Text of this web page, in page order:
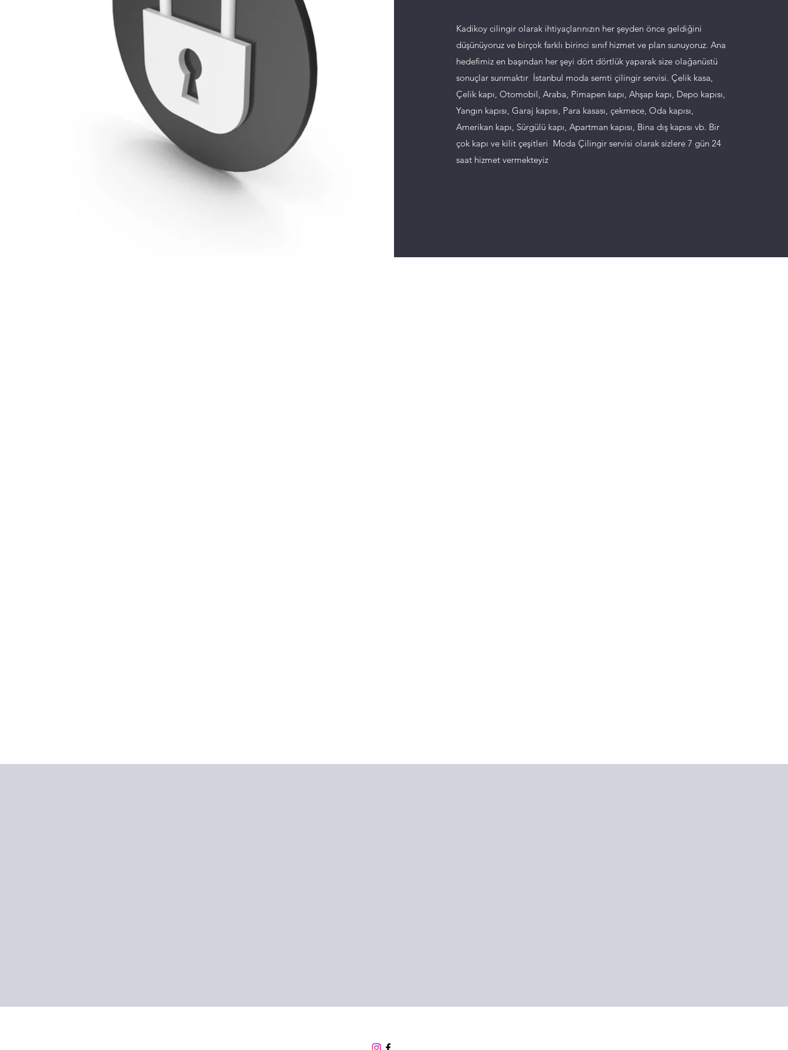
Kadikoy cilingir olarak ihtiyaçlarınızın her şeyden önce geldiğini
düşünüyoruz ve birçok farklı birinci sınıf hizmet ve plan sunuyoruz. Ana
hedefimiz en başından her şeyi dört dörtlük yaparak size olağanüstü
sonuçlar sunmaktır İstanbul moda semti çilingir servisi. Çelik kasa,
Çelik kapı, Otomobil, Araba, Pimapen kapı, Ahşap kapı, Depo kapısı,
Yangın kapısı, Garaj kapısı, Para kasası, çekmece, Oda kapısı,
Amerikan kapı, Sürgülü kapı, Apartman kapısı, Bina dış kapısı vb. Bir
çok kapı ve kilit çeşitleri Moda Çilingir servisi olarak sizlere 7 gün 24
saat hizmet vermekteyiz